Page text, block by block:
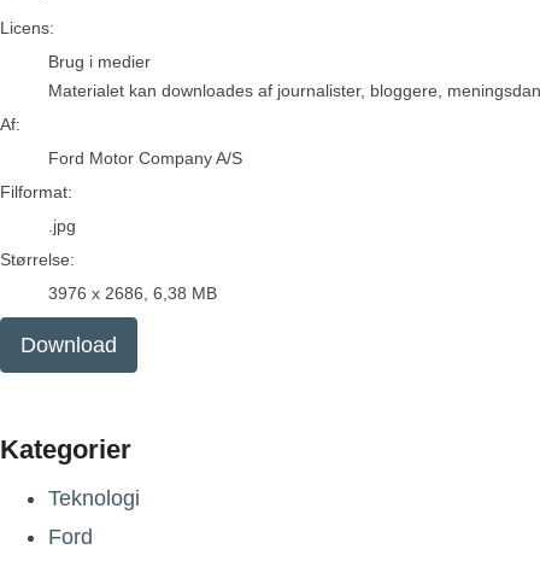
Ford Motor Company A/S
Licens:
Brug i medier
Materialet kan downloades af journalister, bloggere,
Af:
Ford Motor Company A/S
Filformat:
.jpg
Størrelse:
3976 x 2686, 6,38 MB
Download
Kategorier
Teknologi
Ford